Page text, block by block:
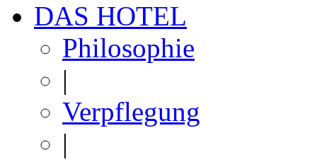
DAS HOTEL
Philosophie
|
Verpflegung
|